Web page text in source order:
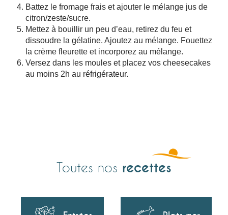
Battez le fromage frais et ajouter le mélange jus de
citron/zeste/sucre.
Mettez à bouillir un peu d’eau, retirez du feu et
dissoudre la gélatine. Ajoutez au mélange. Fouettez
la crème fleurette et incorporez au mélange.
Versez dans les moules et placez vos cheesecakes
au moins 2h au réfrigérateur.
Toutes nos recettes